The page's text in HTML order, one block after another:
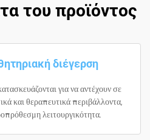
του προϊόντος
διέγερση
για να αντέχουν σε
και θεραπευτικά περιβάλλοντα,
λειτουργικότητα.